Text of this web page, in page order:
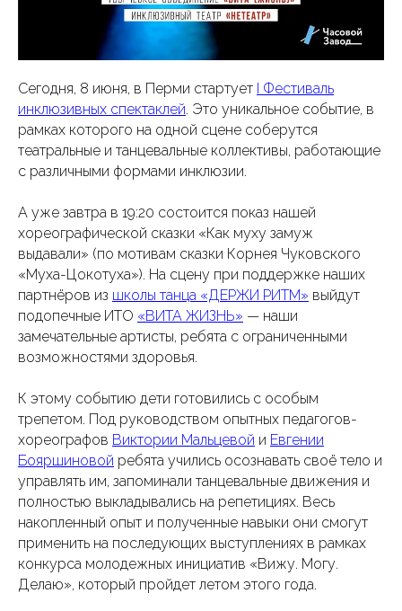
Сегодня, 8 июня, в Перми стартует I Фестиваль
инклюзивных спектаклей. Это уникальное событие, в
рамках которого на одной сцене соберутся
театральные и танцевальные коллективы, работающие
с различными формами инклюзии.
А уже завтра в 19:20 состоится показ нашей
хореографической сказки «Как муху замуж
выдавали» (по мотивам сказки Корнея Чуковского
«Муха-Цокотуха»). На сцену при поддержке наших
партнёров из школы танца «ДЕРЖИ РИТМ» выйдут
подопечные ИТО «ВИТА ЖИЗНЬ» — наши
замечательные артисты, ребята с ограниченными
возможностями здоровья.
К этому событию дети готовились с особым
трепетом. Под руководством опытных педагогов-
хореографов Виктории Мальцевой и Евгении
Бояршиновой ребята учились осознавать своё тело и
управлять им, запоминали танцевальные движения и
полностью выкладывались на репетициях. Весь
накопленный опыт и полученные навыки они смогут
применить на последующих выступлениях в рамках
конкурса молодежных инициатив «Вижу. Могу.
Делаю», который пройдет летом этого года.